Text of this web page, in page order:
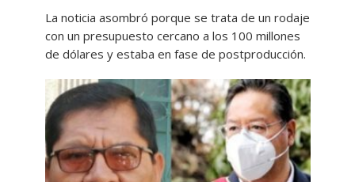
La noticia asombró porque se trata de un rodaje
con un presupuesto cercano a los 100 millones
de dólares y estaba en fase de postproducción.